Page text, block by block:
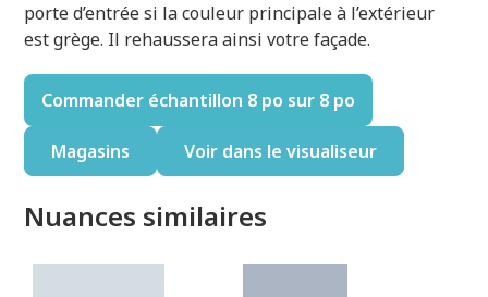
porte d’entrée si la couleur principale à l’extérieur
est grège. Il rehaussera ainsi votre façade.
Commander échantillon 8 po sur 8 po
Magasins Voir dans le visualiseur
Nuances similaires